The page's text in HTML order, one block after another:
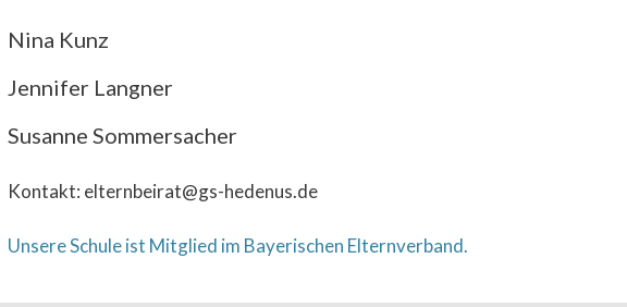
Nina Kunz
Jennifer Langner
Susanne Sommersacher
Kontakt: elternbeirat@gs-hedenus.de
Unsere Schule ist Mitglied im Bayerischen Elternverband.